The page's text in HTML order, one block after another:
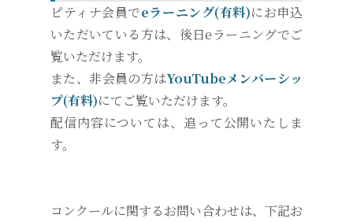
ピティナ会員でeラーニング(有料)にお申込
いただいている方は、後日eラーニングでご
覧いただけます。
また、非会員の方はYouTubeメンバーシッ
プ(有料)にてご覧いただけます。
配信内容については、追って公開いたしま
す。
コンクールに関するお問い合わせは、下記お